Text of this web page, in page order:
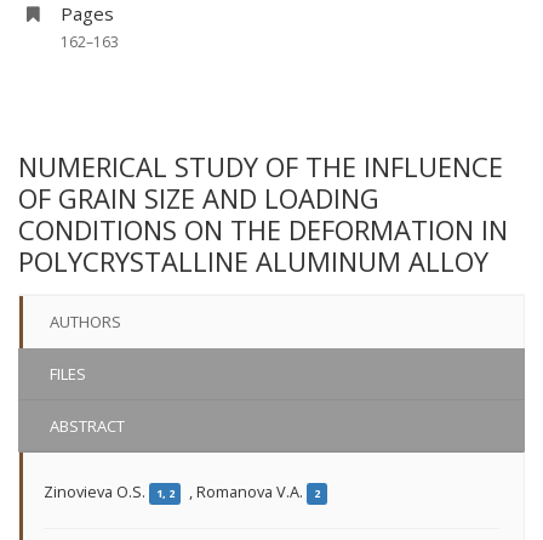
Pages
162–163
NUMERICAL STUDY OF THE INFLUENCE
OF GRAIN SIZE AND LOADING
CONDITIONS ON THE DEFORMATION IN
POLYCRYSTALLINE ALUMINUM ALLOY
AUTHORS
FILES
ABSTRACT
Zinovieva O.S. 1, 2 ,Romanova V.A. 2